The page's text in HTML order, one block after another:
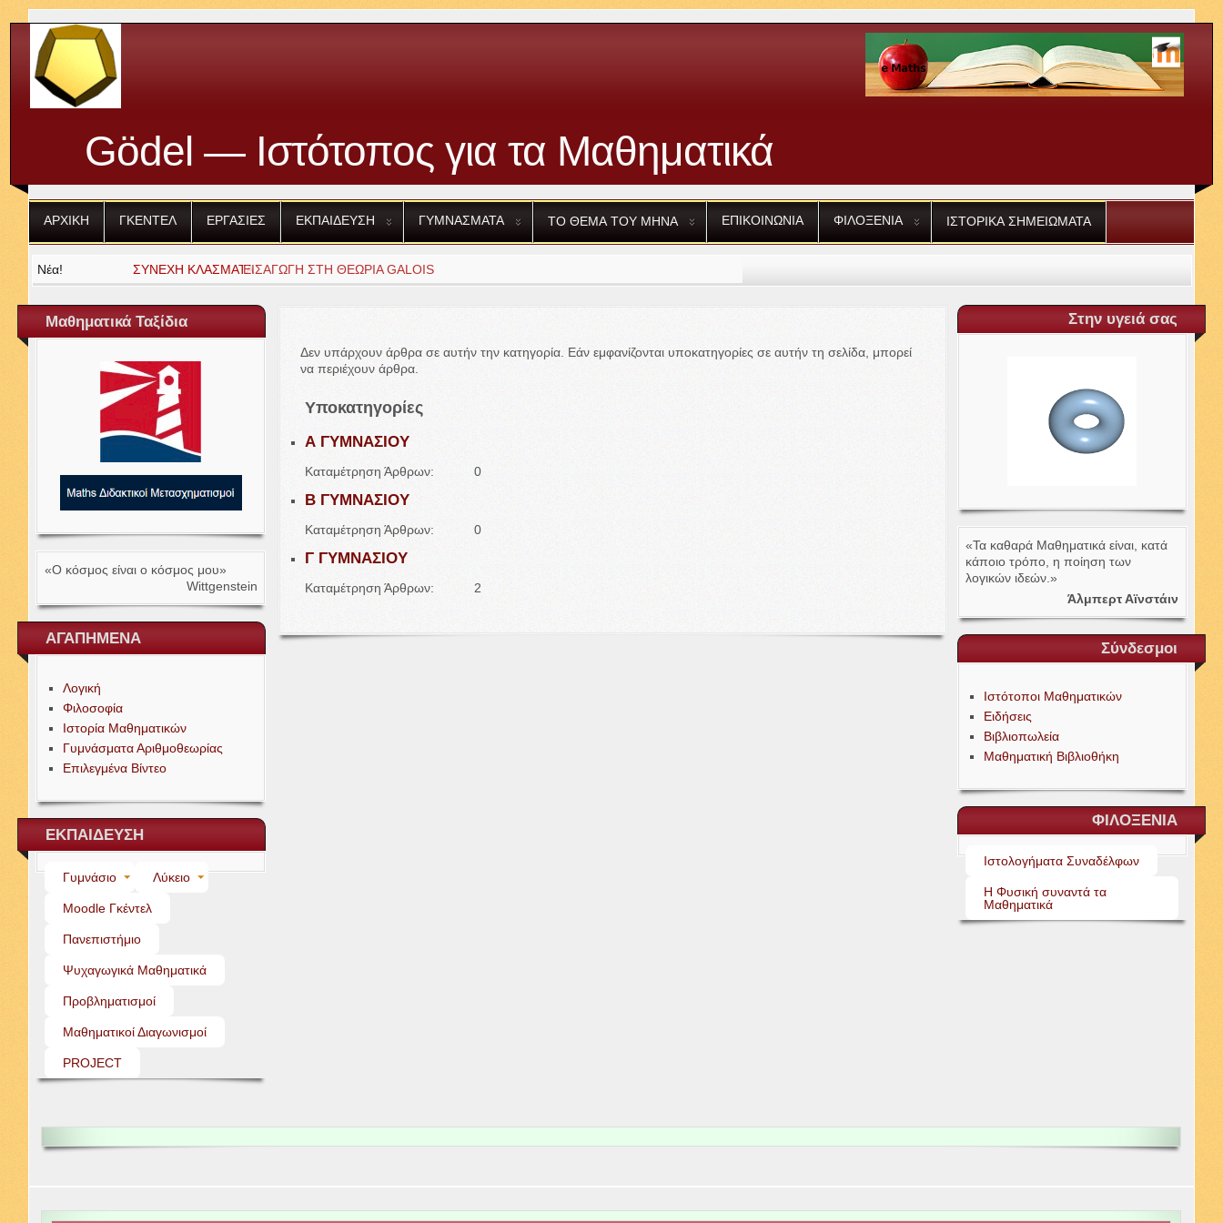
Gödel — Ιστότοπος για τα Μαθηματικά
ΑΡΧΙΚΗ ΓΚΕΝΤΕΛ ΕΡΓΑΣΙΕΣ ΕΚΠΑΙΔΕΥΣΗ ΓΥΜΝΑΣΜΑΤΑ ΤΟ ΘΕΜΑ ΤΟΥ ΜΗΝΑ ΕΠΙΚΟΙΝΩΝΙΑ ΦΙΛΟΞΕΝΙΑ ΙΣΤΟΡΙΚΑ ΣΗΜΕΙΩΜΑΤΑ
Νέα! ΕΙΣΑΓΩΓΗ ΣΤΗ ΘΕΩΡΙΑ GALOIS
Μαθηματικά Ταξίδια
«Ο κόσμος είναι ο κόσμος μου»
Wittgenstein
ΑΓΑΠΗΜΕΝΑ
Λογική
Φιλοσοφία
Ιστορία Μαθηματικών
Γυμνάσματα Αριθμοθεωρίας
Επιλεγμένα Βίντεο
ΕΚΠΑΙΔΕΥΣΗ
Γυμνάσιο Λύκειο
Moo­dle Γκέντελ
Πανεπιστήμιο
Ψυχαγωγικά Μαθηματικά
Προβληματισμοί
Μαθηματικοί Διαγωνισμοί
PROJECT
Δεν υπάρχουν άρθρα σε αυτήν την κατηγορία. Εάν εμφανίζονται υποκατηγορίες σε αυτήν τη σελίδα, μπορεί
να περιέχουν άρθρα.
Υποκατηγορίες
Α ΓΥΜΝΑΣΙΟΥ
Καταμέτρηση Άρθρων: 0
Β ΓΥΜΝΑΣΙΟΥ
Καταμέτρηση Άρθρων: 0
Γ ΓΥΜΝΑΣΙΟΥ
Καταμέτρηση Άρθρων: 2
Στην υγειά σας
«Τα καθαρά Μαθηματικά είναι, κατά
κάποιο τρόπο, η ποίηση των
λογικών ιδεών.»
Άλμπερτ Αϊνστάιν
Σύνδεσμοι
Ιστότοποι Μαθηματικών
Ειδήσεις
Βιβλιοπωλεία
Μαθηματική Βιβλιοθήκη
ΦΙΛΟΞΕΝΙΑ
Ιστολογήματα Συναδέλφων
Η Φυσική συναντά τα
Μαθηματικά